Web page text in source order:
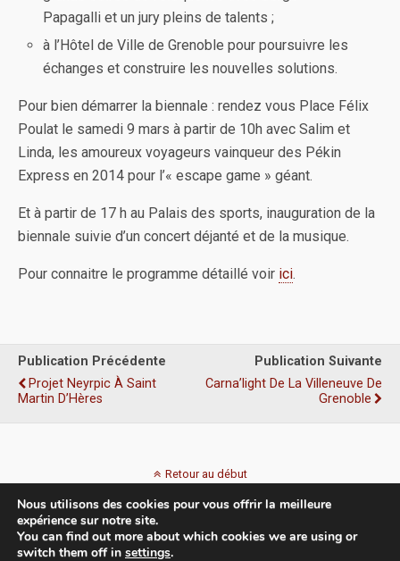
Papagalli et un jury pleins de talents ;
à l’Hôtel de Ville de Grenoble pour poursuivre les
échanges et construire les nouvelles solutions.
Pour bien démarrer la biennale : rendez vous Place Félix
Poulat le samedi 9 mars à partir de 10h avec Salim et
Linda, les amoureux voyageurs vainqueur des Pékin
Express en 2014 pour l’« escape game » géant.
Et à partir de 17 h au Palais des sports, inauguration de la
biennale suivie d’un concert déjanté et de la musique.
Pour connaitre le programme détaillé voir ici.
Publication Précédente
Projet Neyrpic À Saint
Martin D’Hères
Publication Suivante
Carna’light De La Villeneuve De
Grenoble
Retour au début
Mobile
Nous utilisons des cookies pour vous offrir la meilleure
expérience sur notre site.
You can find out more about which cookies we are using or
switch them off in settings.